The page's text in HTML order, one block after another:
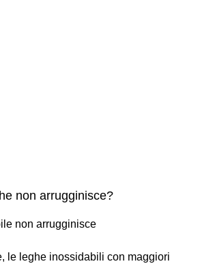
non arrugginisce?
non arrugginisce
le leghe inossidabili con maggiori